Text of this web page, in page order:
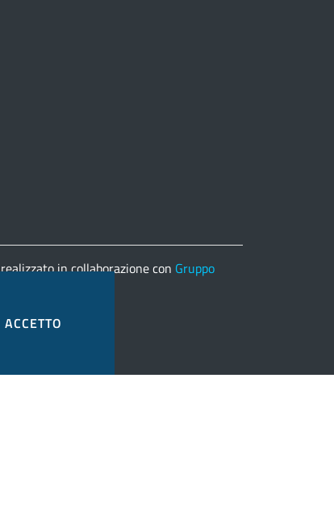
in collaborazione con Gruppo
credits
ACCETTO